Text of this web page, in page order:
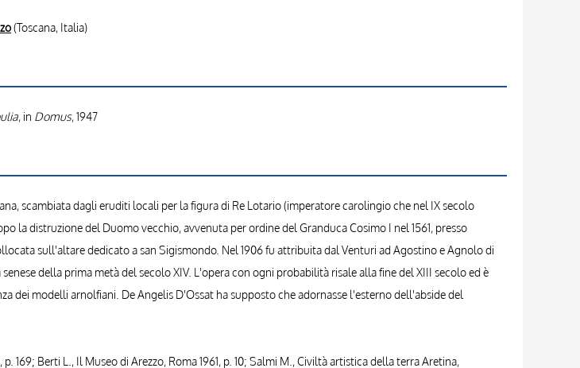
(Toscana, Italia)
, in Domus, 1947
scambiata dagli eruditi locali per la figura di Re Lotario (imperatore carolingio che nel IX secolo
la distruzione del Duomo vecchio, avvenuta per ordine del Granduca Cosimo I nel 1561, presso
sull'altare dedicato a san Sigismondo. Nel 1906 fu attribuita dal Venturi ad Agostino e Agnolo di
della prima metà del secolo XIV. L'opera con ogni probabilità risale alla fine del XIII secolo ed è
dei modelli arnolfiani. De Angelis D'Ossat ha supposto che adornasse l'esterno dell'abside del
169; Berti L., Il Museo di Arezzo, Roma 1961, p. 10; Salmi M., Civiltà artistica della terra Aretina,